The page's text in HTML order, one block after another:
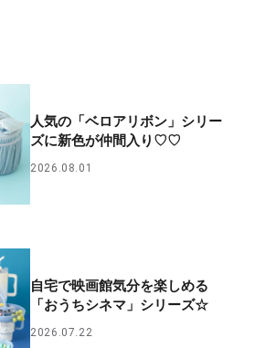
人気の「ベロアリボン」シリー
ズに新色が仲間入り♡♡
2026.08.01
自宅で映画館気分を楽しめる
「おうちシネマ」シリーズ☆
2026.07.22